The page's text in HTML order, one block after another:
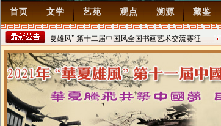
首页 文学 艺苑 观点 溯源 藏鉴
2022年“华夏雄风” 第十二届中国风全国书画艺术交流赛征
稿2021/8/15